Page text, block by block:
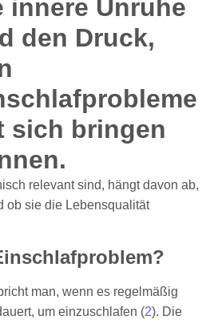
relevant sind, hängt davon ab,
ob sie die Lebensqualität
man, wenn es regelmäßig
um einzuschlafen (2). Die